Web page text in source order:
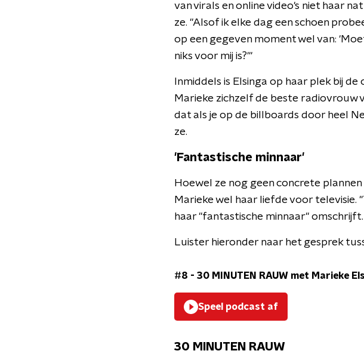
van virals en online video's niet haar
ze. "Alsof ik elke dag een schoen
op een gegeven moment wel van:
niks voor mij is?'"
Inmiddels is Elsinga op haar plek bij
Marieke zichzelf de beste radiovrouw
dat als je op de billboards door heel
ze.
'Fantastische minnaar'
Hoewel ze nog geen concrete
Marieke wel haar liefde voor televisie.
haar "fantastische minnaar" omschrijft.
Luister hieronder naar het gesprek
#8 - 30 MINUTEN RAUW met Marieke
Speel podcast af
30 MINUTEN RAUW